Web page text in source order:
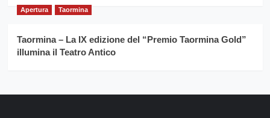
Apertura Taormina
Taormina – La IX edizione del “Premio Taormina Gold”
illumina il Teatro Antico